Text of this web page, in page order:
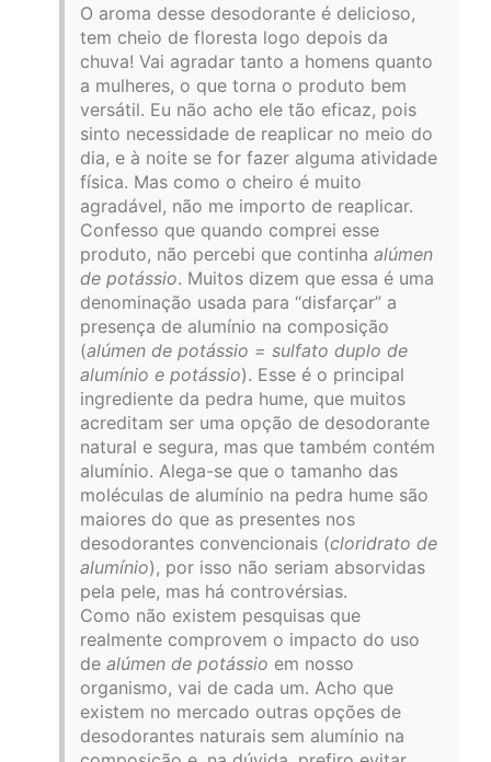
O aroma desse desodorante é delicioso,
tem cheio de floresta logo depois da
chuva! Vai agradar tanto a homens quanto
a mulheres, o que torna o produto bem
versátil. Eu não acho ele tão eficaz, pois
sinto necessidade de reaplicar no meio do
dia, e à noite se for fazer alguma atividade
física. Mas como o cheiro é muito
agradável, não me importo de reaplicar.
Confesso que quando comprei esse
produto, não percebi que continha alúmen
de potássio. Muitos dizem que essa é uma
denominação usada para “disfarçar” a
presença de alumínio na composição
(alúmen de potássio = sulfato duplo de
alumínio e potássio). Esse é o principal
ingrediente da pedra hume, que muitos
acreditam ser uma opção de desodorante
natural e segura, mas que também contém
alumínio. Alega-se que o tamanho das
moléculas de alumínio na pedra hume são
maiores do que as presentes nos
desodorantes convencionais (cloridrato de
alumínio), por isso não seriam absorvidas
pela pele, mas há controvérsias.
Como não existem pesquisas que
realmente comprovem o impacto do uso
de alúmen de potássio em nosso
organismo, vai de cada um. Acho que
existem no mercado outras opções de
desodorantes naturais sem alumínio na